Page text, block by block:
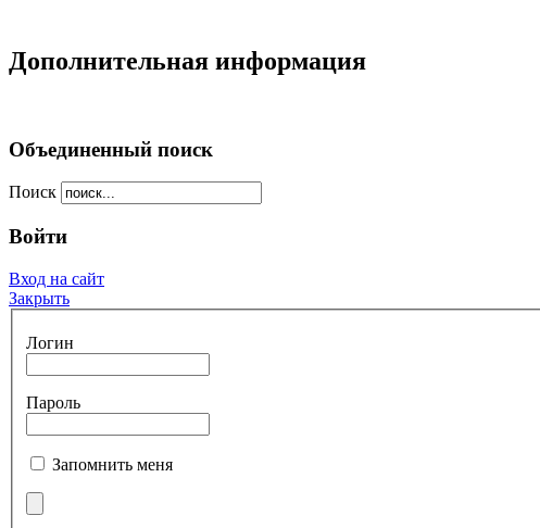
Дополнительная информация
Объединенный поиск
Поиск
Войти
Вход на сайт
Закрыть
Логин
Пароль
Запомнить меня